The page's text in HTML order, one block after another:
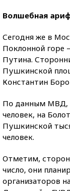
Волшебная
Сегодня же в
Поклонной горе
Путина.
Пушкинской
Константин
По данным МВД,
человек, на
Пушкинской
человек.
Отметим,
число, они
организаторов